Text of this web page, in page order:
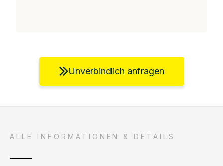
Unverbindlich anfragen
ALLE INFORMATIONEN & DETAILS